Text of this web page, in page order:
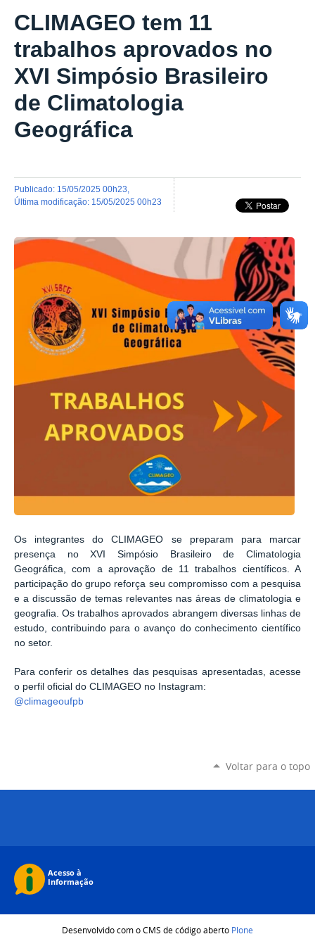
CLIMAGEO tem 11
trabalhos aprovados no
XVI Simpósio Brasileiro
de Climatologia
Geográfica
publicado: 15/05/2025 00h23
última modificação: 15/05/2025 00h23
Os integrantes do CLIMAGEO se preparam para marcar
presença no XVI Simpósio Brasileiro de Climatologia
Geográfica, com a aprovação de 11 trabalhos científicos. A
participação do grupo reforça seu compromisso com a pesquisa
e a discussão de temas relevantes nas áreas de climatologia e
geografia. Os trabalhos aprovados abrangem diversas linhas de
estudo, contribuindo para o avanço do conhecimento científico
no setor.
Para conferir os detalhes das pesquisas apresentadas, acesse
o perfil oficial do CLIMAGEO no Instagram:
@climageoufpb
Voltar para o topo
Desenvolvido com o CMS de código aberto Plone